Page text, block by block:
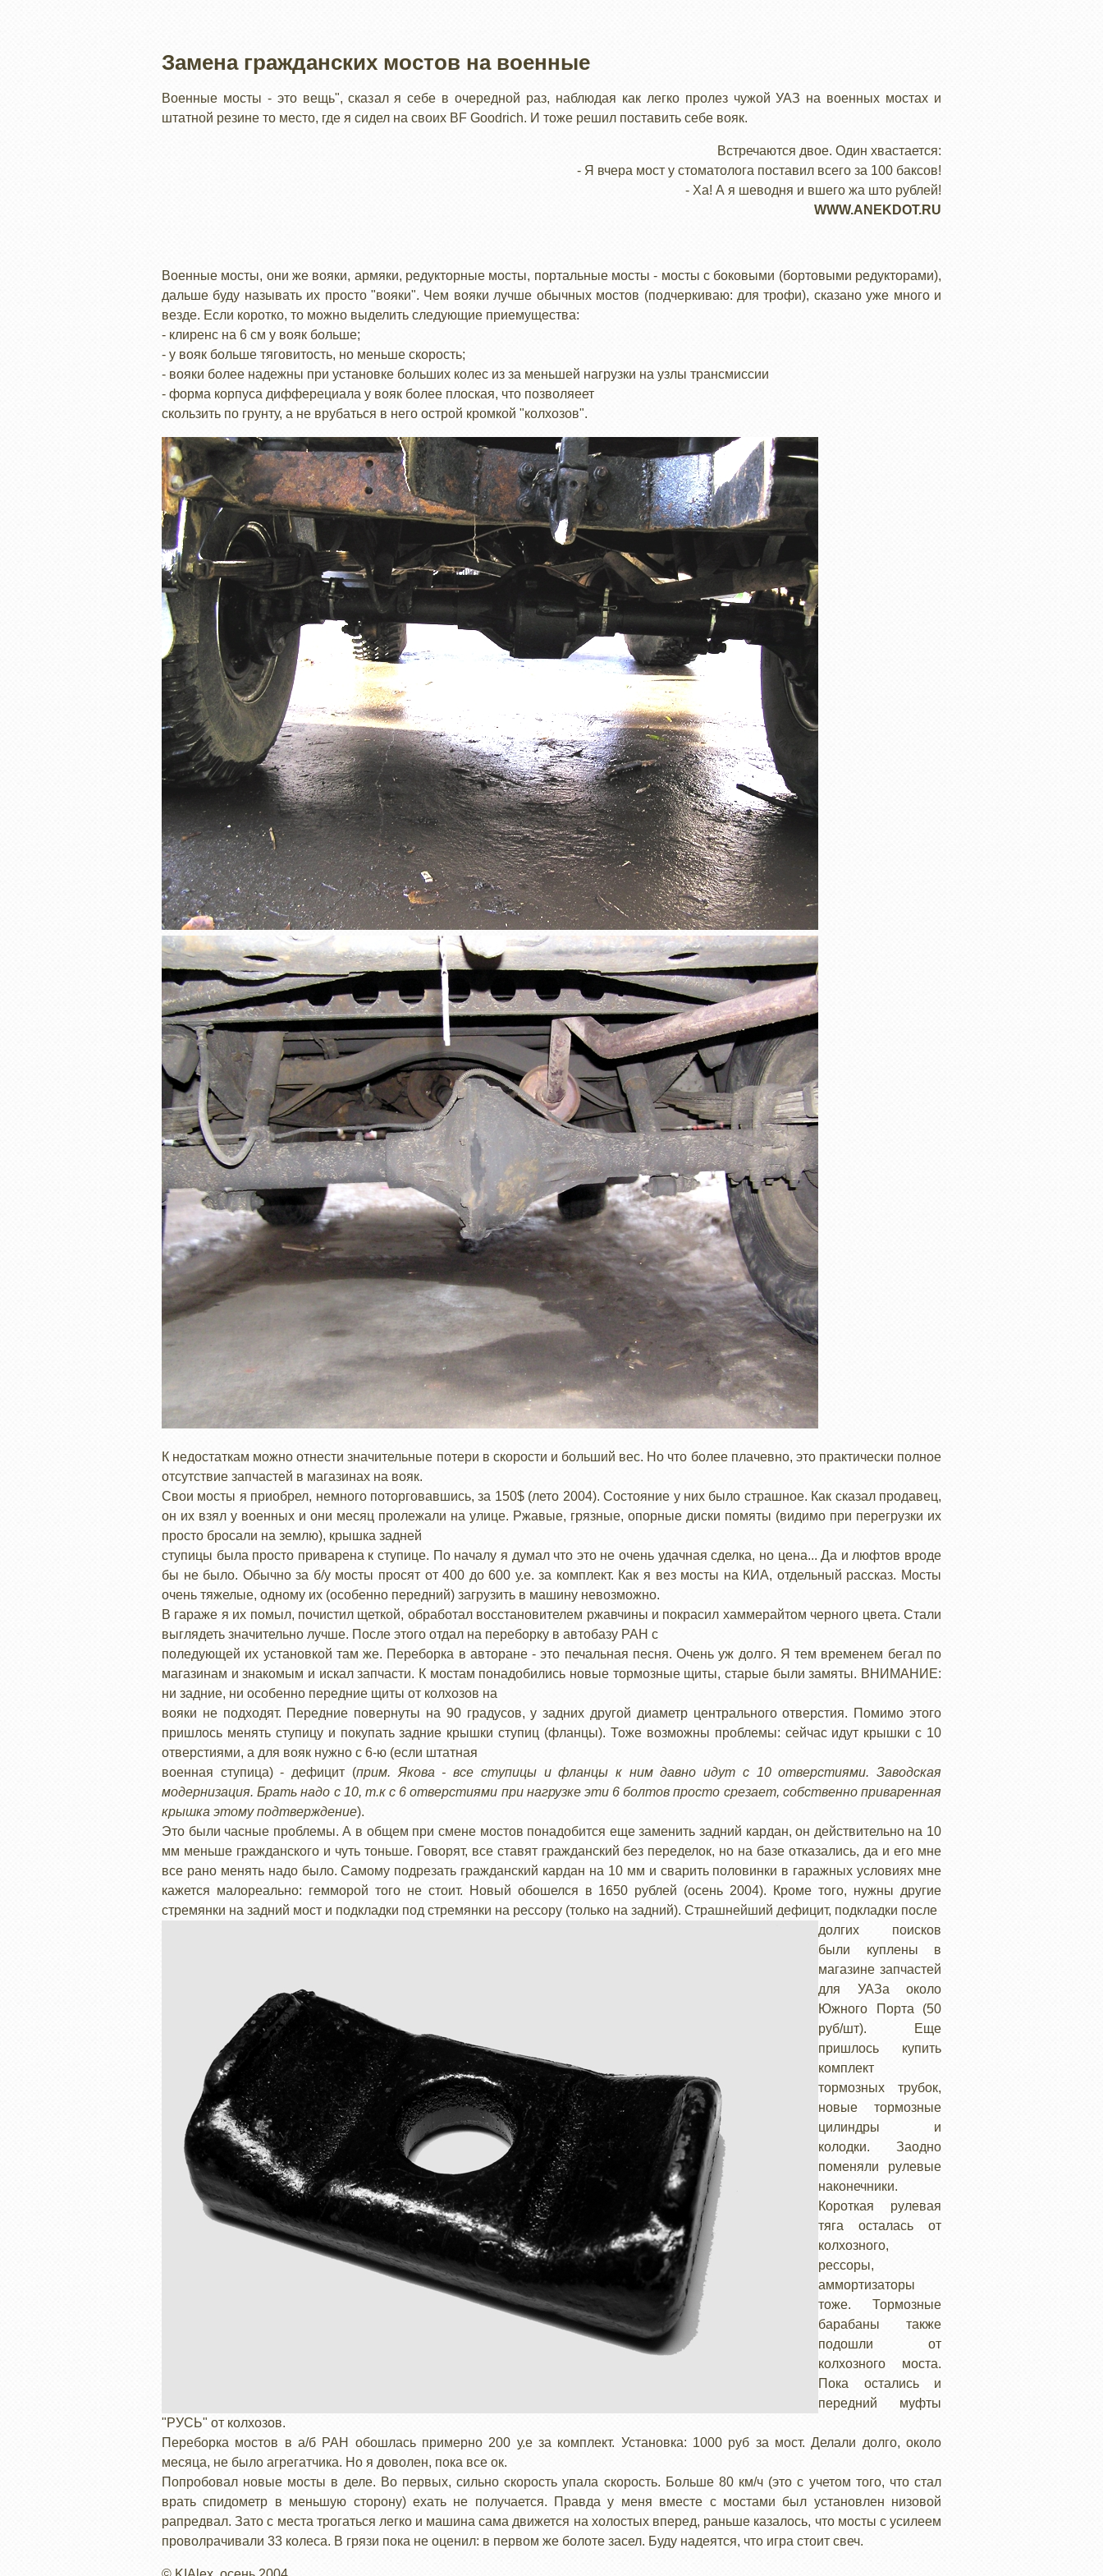
Замена гражданских мостов на военные
Военные мосты - это вещь", сказал я себе в очередной раз, наблюдая как легко пролез чужой УАЗ на военных мостах и
штатной резине то место, где я сидел на своих BF Goodrich. И тоже решил поставить себе вояк.
Встречаются двое. Один хвастается:
- Я вчера мост у стоматолога поставил всего за 100 баксов!
- Ха! А я шеводня и вшего жа што рублей!
WWW.ANEKDOT.RU
Военные мосты, они же вояки, армяки, редукторные мосты, портальные мосты - мосты с боковыми (бортовыми редукторами),
дальше буду называть их просто "вояки". Чем вояки лучше обычных мостов (подчеркиваю: для трофи), сказано уже много и
везде. Если коротко, то можно выделить следующие приемущества:
- клиренс на 6 см у вояк больше;
- у вояк больше тяговитость, но меньше скорость;
- вояки более надежны при установке больших колес из за меньшей нагрузки на узлы трансмиссии
- форма корпуса дифферециала у вояк более плоская, что позволяеет
скользить по грунту, а не врубаться в него острой кромкой "колхозов".
К недостаткам можно отнести значительные потери в скорости и больший вес. Но что более плачевно, это практически полное
отсутствие запчастей в магазинах на вояк.
Свои мосты я приобрел, немного поторговавшись, за 150$ (лето 2004). Состояние у них было страшное. Как сказал продавец,
он их взял у военных и они месяц пролежали на улице. Ржавые, грязные, опорные диски помяты (видимо при перегрузки их
просто бросали на землю), крышка задней
ступицы была просто приварена к ступице. По началу я думал что это не очень удачная сделка, но цена... Да и люфтов вроде
бы не было. Обычно за б/у мосты просят от 400 до 600 у.е. за комплект. Как я вез мосты на КИА, отдельный рассказ. Мосты
очень тяжелые, одному их (особенно передний) загрузить в машину невозможно.
В гараже я их помыл, почистил щеткой, обработал восстановителем ржавчины и покрасил хаммерайтом черного цвета. Стали
выглядеть значительно лучше. После этого отдал на переборку в автобазу РАН с
поледующей их установкой там же. Переборка в авторане - это печальная песня. Очень уж долго. Я тем временем бегал по
магазинам и знакомым и искал запчасти. К мостам понадобились новые тормозные щиты, старые были замяты. ВНИМАНИЕ:
ни задние, ни особенно передние щиты от колхозов на
вояки не подходят. Передние повернуты на 90 градусов, у задних другой диаметр центрального отверстия. Помимо этого
пришлось менять ступицу и покупать задние крышки ступиц (фланцы). Тоже возможны проблемы: сейчас идут крышки с 10
отверстиями, а для вояк нужно с 6-ю (если штатная
военная ступица) - дефицит (прим. Якова - все ступицы и фланцы к ним давно идут с 10 отверстиями. Заводская
модернизация. Брать надо с 10, т.к с 6 отверстиями при нагрузке эти 6 болтов просто срезает, собственно приваренная
крышка этому подтверждение).
Это были часные проблемы. А в общем при смене мостов понадобится еще заменить задний кардан, он действительно на 10
мм меньше гражданского и чуть тоньше. Говорят, все ставят гражданский без переделок, но на базе отказались, да и его мне
все рано менять надо было. Самому подрезать гражданский кардан на 10 мм и сварить половинки в гаражных условиях мне
кажется малореально: гемморой того не стоит. Новый обошелся в 1650 рублей (осень 2004). Кроме того, нужны другие
стремянки на задний мост и подкладки под стремянки на рессору (только на задний). Страшнейший дефицит, подкладки после
долгих поисков
были куплены в
магазине запчастей
для УАЗа около
Южного Порта (50
руб/шт). Еще
пришлось купить
комплект
тормозных трубок,
новые тормозные
цилиндры и
колодки. Заодно
поменяли рулевые
наконечники.
Короткая рулевая
тяга осталась от
колхозного,
рессоры,
аммортизаторы
тоже. Тормозные
барабаны также
подошли от
колхозного моста.
Пока остались и
передний муфты
"РУСЬ" от колхозов.
Переборка мостов в а/б РАН обошлась примерно 200 у.е за комплект. Установка: 1000 руб за мост. Делали долго, около
месяца, не было агрегатчика. Но я доволен, пока все ок.
Попробовал новые мосты в деле. Во первых, сильно скорость упала скорость. Больше 80 км/ч (это с учетом того, что стал
врать спидометр в меньшую сторону) ехать не получается. Правда у меня вместе с мостами был установлен низовой
рапредвал. Зато с места трогаться легко и машина сама движется на холостых вперед, раньше казалось, что мосты с усилеем
проволрачивали 33 колеса. В грязи пока не оценил: в первом же болоте засел. Буду надеятся, что игра стоит свеч.